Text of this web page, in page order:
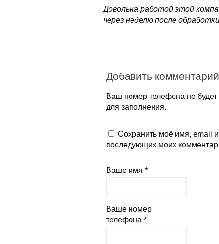
Довольна работой этой
через неделю после
Добавить комментарий
Ваш номер телефона не
для заполнения.
Ваше имя *
Сохранить моё имя, email
последующих моих
Ваше номер
телефона *